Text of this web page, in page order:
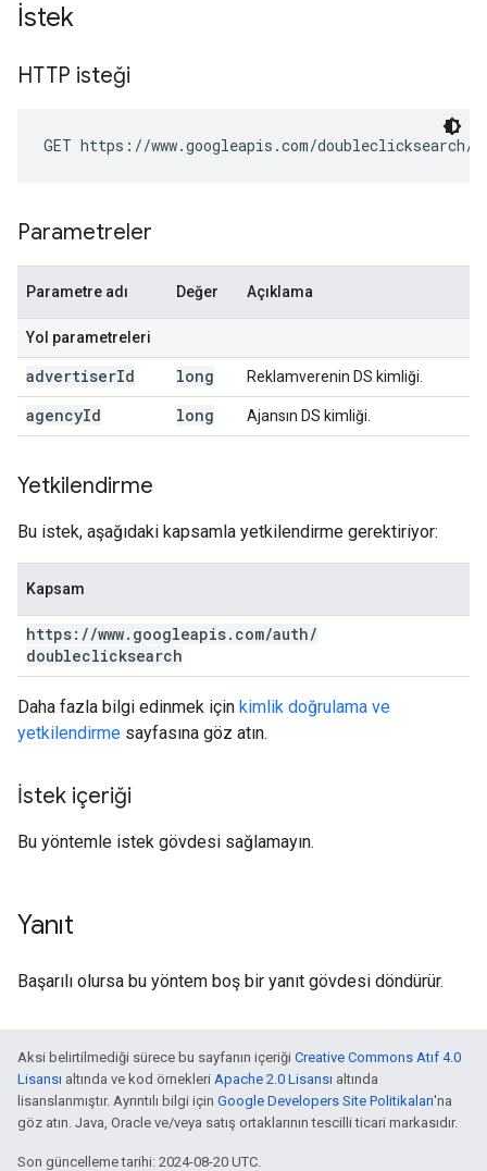
İstek
HTTP isteği
GET https://www.googleapis.com/doubleclicksearch/
Parametreler
Parametre adı Değer Açıklama
Yol parametreleri
advertiserId long Reklamverenin DS kimliği.
agencyId long Ajansın DS kimliği.
Yetkilendirme
Bu istek, aşağıdaki kapsamla yetkilendirme gerektiriyor:
Kapsam
https: //www. googleapis. com/auth/
doubleclicksearch
Daha fazla bilgi edinmek için kimlik doğrulama ve
yetkilendirme sayfasına göz atın.
İstek içeriği
Bu yöntemle istek gövdesi sağlamayın.
Yanıt
Başarılı olursa bu yöntem boş bir yanıt gövdesi döndürür.
Aksi belirtilmediği sürece bu sayfanın içeriği Creative Commons Atıf 4.0
Lisansı altında ve kod örnekleri Apache 2.0 Lisansı altında
lisanslanmıştır. Ayrıntılı bilgi için Google Developers Site Politikaları'na
göz atın. Java, Oracle ve/veya satış ortaklarının tescilli ticari markasıdır.
Son güncelleme tarihi: 2024-08-20 UTC.